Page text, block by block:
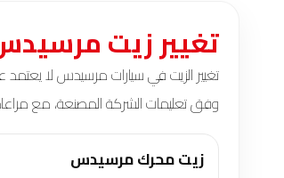
تغيير زيت
تغيير الزيت في سيارات مرسيدس لا
وفق تعليمات الشركة المصنعة، مع مراعاة
زيت محرك مرسيدس